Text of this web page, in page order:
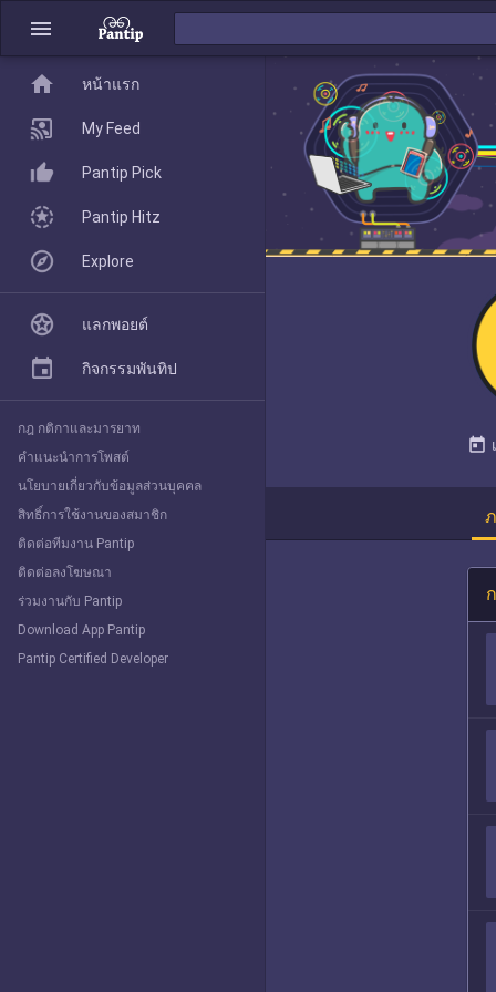
menu
today
home
Pantip Pick
Explore
home หน้าแรก
My Feed
Pantip Pick
Pantip Hitz
Explore
แลกพอยต์
กิจกรรมพันทิป
กฎ กติกาและมารยาท
คำแนะนำการโพสต์
นโยบายเกี่ยวกับข้อมูลส่วนบุคคล
สิทธิ์การใช้งานของสมาชิก
ติดต่อทีมงาน Pantip
ติดต่อลงโฆษณา
ร่วมงานกับ Pantip
Download App Pantip
Pantip Certified Developer